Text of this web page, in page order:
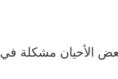
الأحيان مشكلة في